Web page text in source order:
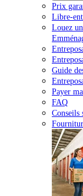
Prix
Libre-
Louez
Guide
Payer
FAQ
Conseils